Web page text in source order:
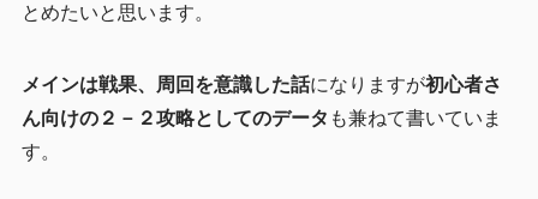
とめたいと思います。
メインは戦果、周回を意識した話になりますが初心者さ
ん向けの２－２攻略としてのデータ も兼ねて書いていま
す。